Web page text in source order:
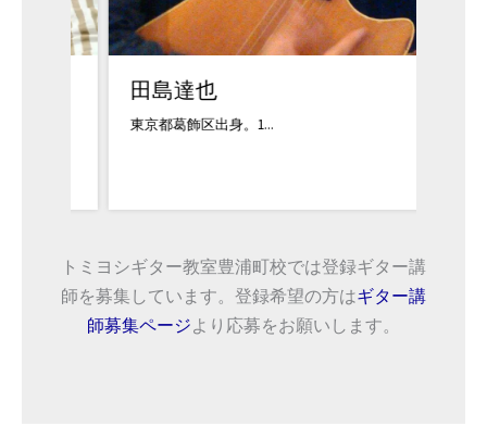
田島達也
東京都葛飾区出身。1...
トミヨシギター教室豊浦町校では登録ギター講
師を募集しています。登録希望の方はギター講
師募集ページより応募をお願いします。